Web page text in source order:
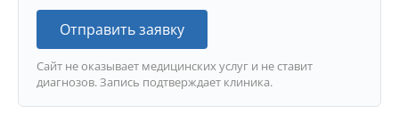
Отправить заявку
Сайт не оказывает медицинских услуг и не ставит
диагнозов. Запись подтверждает клиника.